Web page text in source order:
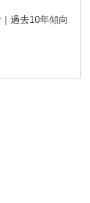
過去10年傾向